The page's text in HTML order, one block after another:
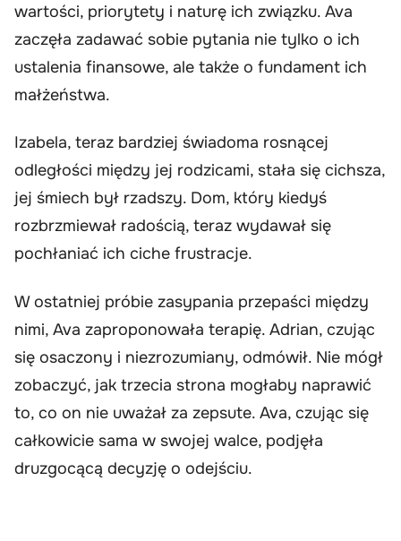
wartości, priorytety i naturę ich związku. Ava
zaczęła zadawać sobie pytania nie tylko o ich
ustalenia finansowe, ale także o fundament ich
małżeństwa.
Izabela, teraz bardziej świadoma rosnącej
odległości między jej rodzicami, stała się cichsza,
jej śmiech był rzadszy. Dom, który kiedyś
rozbrzmiewał radością, teraz wydawał się
pochłaniać ich ciche frustracje.
W ostatniej próbie zasypania przepaści między
nimi, Ava zaproponowała terapię. Adrian, czując
się osaczony i niezrozumiany, odmówił. Nie mógł
zobaczyć, jak trzecia strona mogłaby naprawić
to, co on nie uważał za zepsute. Ava, czując się
całkowicie sama w swojej walce, podjęła
druzgocącą decyzję o odejściu.